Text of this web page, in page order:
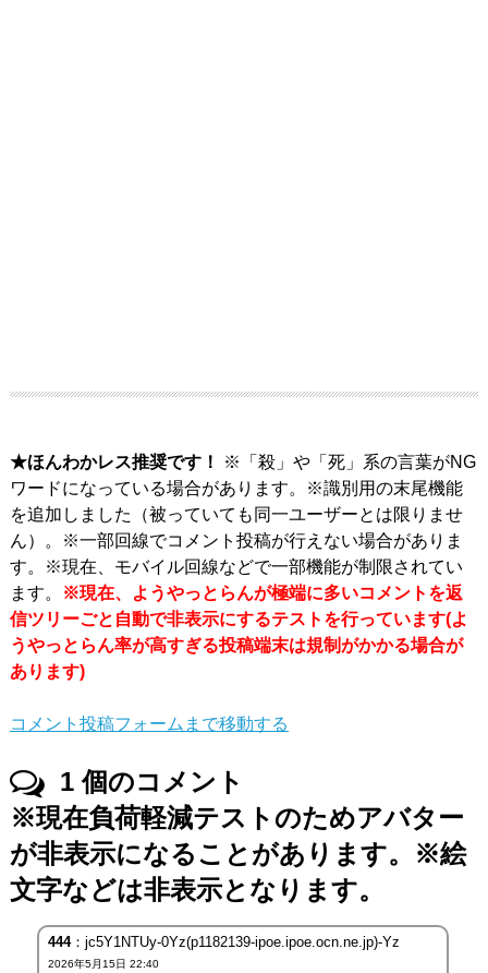
★ほんわかレス推奨です！
※「殺」や「死」系の言葉がNG
ワードになっている場合があります。※識別用の末尾機能
を追加しました（被っていても同一ユーザーとは限りませ
ん）。※一部回線でコメント投稿が行えない場合がありま
す。※現在、モバイル回線などで一部機能が制限されてい
ます。
※現在、ようやっとらんが極端に多いコメントを返
信ツリーごと自動で非表示にするテストを行っています(よ
うやっとらん率が高すぎる投稿端末は規制がかかる場合が
あります)
コメント投稿フォームまで移動する
1個のコメント
※現在負荷軽減テストのためアバター
が非表示になることがあります。※絵
文字などは非表示となります。
444：jc5Y1NTUy-0Yz(p1182139-ipoe.ipoe.ocn.ne.jp)-Yz
2026年5月15日 22:40